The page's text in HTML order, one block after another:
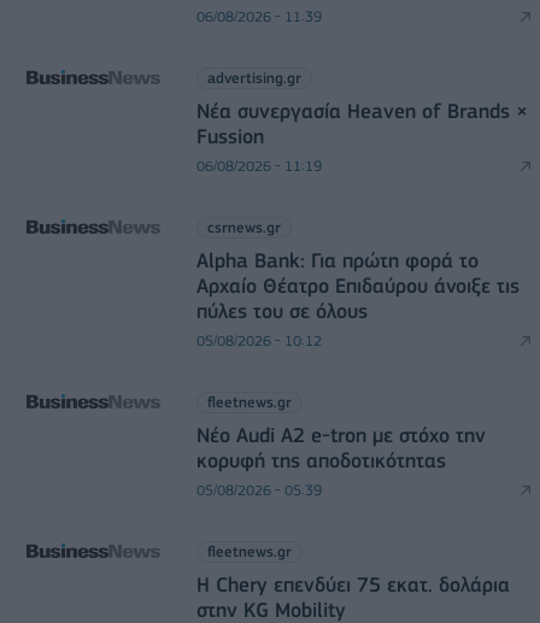
06/08/2026 - 11:39
advertising.gr
Νέα συνεργασία Heaven of Brands ×
Fussion
06/08/2026 - 11:19
csrnews.gr
Alpha Bank: Για πρώτη φορά το
Αρχαίο Θέατρο Επιδαύρου άνοιξε τις
πύλες του σε όλους
05/08/2026 - 10:12
fleetnews.gr
Νέο Audi A2 e-tron με στόχο την
κορυφή της αποδοτικότητας
05/08/2026 - 05:39
fleetnews.gr
Η Chery επενδύει 75 εκατ. δολάρια
στην KG Mobility